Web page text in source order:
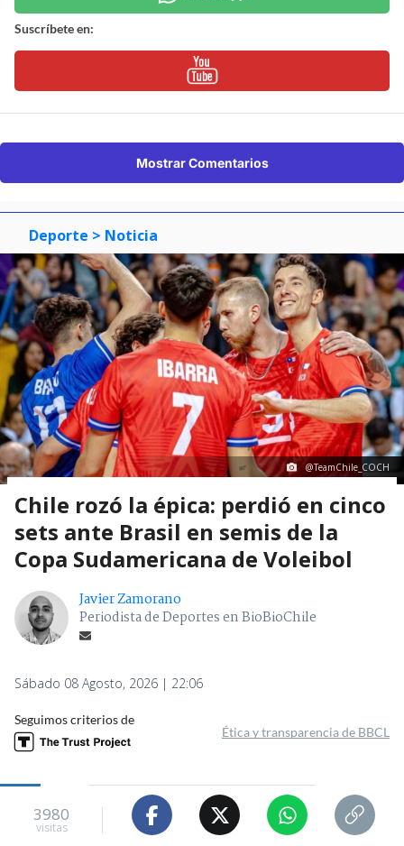
Suscríbete en:
Mostrar Comentarios
Deporte > Noticia
@TeamChile_COCH
Chile rozó la épica: perdió en cinco
sets ante Brasil en semis de la
Copa Sudamericana de Voleibol
Javier Zamorano
Periodista de Deportes en BioBioChile
Sábado 08 Agosto, 2026 | 22:06
Seguimos criterios de
Ética y transparencia de BBCL
3980
visitas